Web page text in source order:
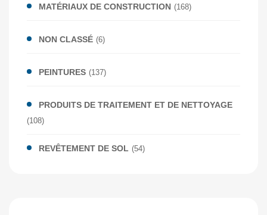
MATÉRIAUX DE CONSTRUCTION (168)
NON CLASSÉ (6)
PEINTURES (137)
PRODUITS DE TRAITEMENT ET DE NETTOYAGE
(108)
REVÊTEMENT DE SOL (54)